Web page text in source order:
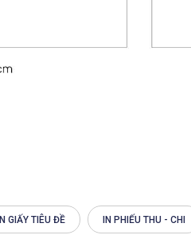
IN GIẤY TIÊU ĐỀ IN PHIẾU THU - CHI